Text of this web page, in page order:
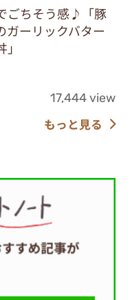
ごちそう感♪「豚
ガーリックバター
17,444 view
もっと見る